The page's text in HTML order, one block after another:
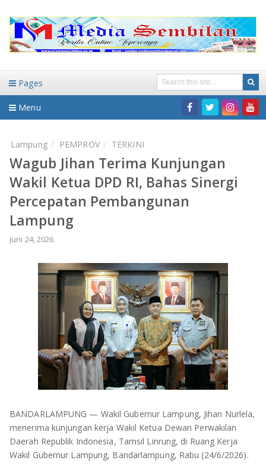
Pages
Menu
DAERAH
NASIONAL
DAERAH
METRO
LAMPUNG TENGAH
LAMPUNG UTARA
LAMPUNG TIMUR
LAMPUNG BARAT
LAMPUNG SELATAN
PESAWARAN
HUKUM-KRIMINAL
PENDIDIKAN
OLAHRAGA
ADVETORIAL
Lampung PEMPROV TERKINI
Wagub Jihan Terima Kunjungan
Wakil Ketua DPD RI, Bahas Sinergi
Percepatan Pembangunan
Lampung
Juni 24, 2026
BANDARLAMPUNG — Wakil Gubernur Lampung, Jihan Nurlela,
menerima kunjungan kerja Wakil Ketua Dewan Perwakilan
Daerah Republik Indonesia, Tamsil Linrung, di Ruang Kerja
Wakil Gubernur Lampung, Bandarlampung, Rabu (24/6/2026).